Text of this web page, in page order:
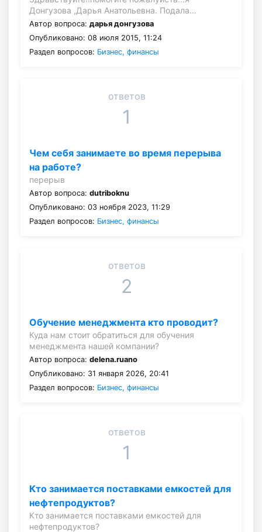
Донгузова ,Дарья Анатольевна. Подала…
Автор вопроса: дарья донгузова
Опубликовано: 08 июля 2015, 11:24
Раздел вопросов: Бизнес, финансы
ответов
1
Чем себя занимаете во время перерыва
на работе?
перерыв
Автор вопроса: dutriboknu
Опубликовано: 03 ноября 2023, 11:29
Раздел вопросов: Бизнес, финансы
ответов
2
Обучение менеджмента кто проводит?
Куда нам стоит обратиться для обучения
менеджмента нашей компании?
Автор вопроса: delena.ruano
Опубликовано: 31 января 2026, 20:41
Раздел вопросов: Бизнес, финансы
ответов
1
Кто занимается поставками емкостей для
нефтепродуктов?
Кто занимается поставками емкостей для
нефтепродуктов?